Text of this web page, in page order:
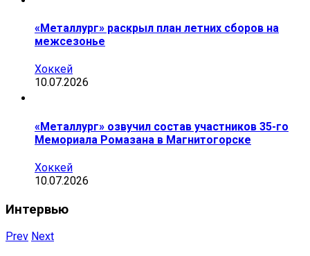
«Металлург» раскрыл план летних сборов на
межсезонье
Хоккей
10.07.2026
«Металлург» озвучил состав участников 35-го
Мемориала Ромазана в Магнитогорске
Хоккей
10.07.2026
Интервью
Prev Next